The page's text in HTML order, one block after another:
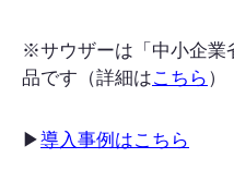
※サウザーは「中小企業
品です（詳細はこちら ）
▶︎導入事例はこちら